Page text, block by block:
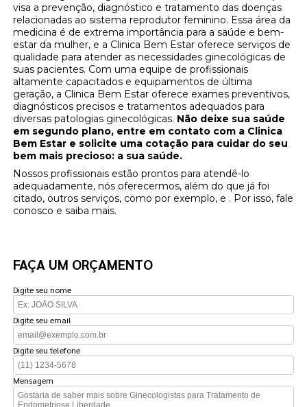
visa a prevenção, diagnóstico e tratamento das doenças
relacionadas ao sistema reprodutor feminino. Essa área da
medicina é de extrema importância para a saúde e bem-
estar da mulher, e a Clinica Bem Estar oferece serviços de
qualidade para atender as necessidades ginecológicas de
suas pacientes. Com uma equipe de profissionais
altamente capacitados e equipamentos de última
geração, a Clinica Bem Estar oferece exames preventivos,
diagnósticos precisos e tratamentos adequados para
diversas patologias ginecológicas. Não deixe sua saúde
em segundo plano, entre em contato com a Clinica
Bem Estar e solicite uma cotação para cuidar do seu
bem mais precioso: a sua saúde.
Nossos profissionais estão prontos para atendê-lo
adequadamente, nós oferecermos, além do que já foi
citado, outros serviços, como por exemplo, e . Por isso, fale
conosco e saiba mais.
FAÇA UM ORÇAMENTO
Digite seu nome
Digite seu email
Digite seu telefone
Mensagem